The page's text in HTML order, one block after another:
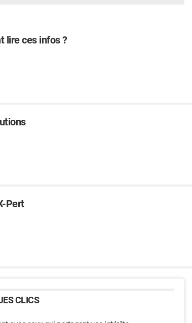
lire ces infos ?
Pert
CLICS